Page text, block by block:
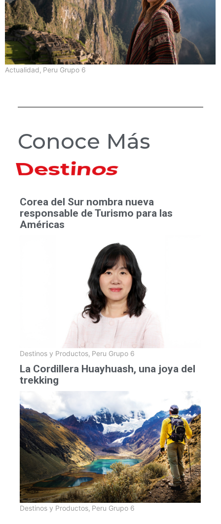
Actualidad, Peru Grupo 6
Conoce Más
Hoteles
Corea del Sur nombra nueva
responsable de Turismo para las
Américas
Destinos y Productos, Peru Grupo 6
La Cordillera Huayhuash, una joya del
trekking
Destinos y Productos, Peru Grupo 6